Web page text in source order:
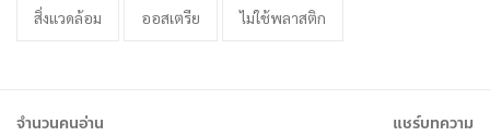
สิ่งแวดล้อม ออสเตรีย ไม่ใช้พลาสติก
จำนวนคนอ่าน
แชร์บทความ